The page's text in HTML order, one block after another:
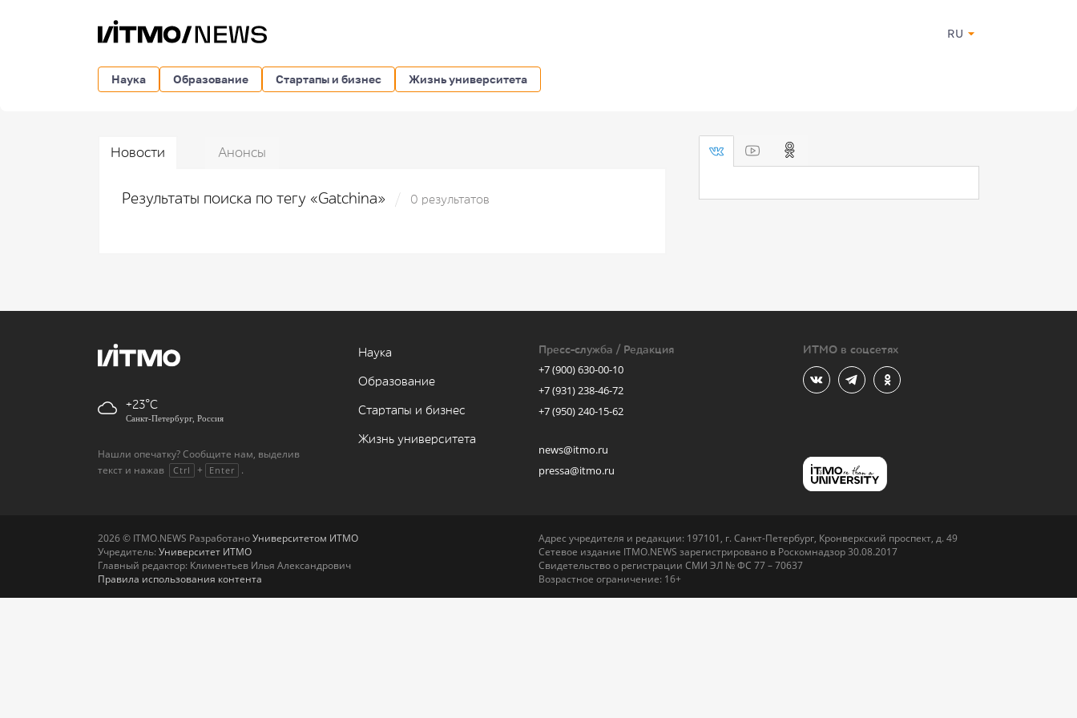
RU
Наука Образование Стартапы и бизнес Жизнь университета
Новости Анонсы
Результаты поиска по тегу «Gatchina» 0 результатов
+23
Санкт-Петербург, Россия
Нашли опечатку? Сообщите нам, выделив
текст и нажав
Ctrl + Enter .
Наука
Образование
Стартапы и бизнес
Жизнь университета
Пресс-служба / Редакция
+7 (900) 630-00-10
+7 (931) 238-46-72
+7 (950) 240-15-62
news@itmo.ru
pressa@itmo.ru
ИТМО в соцсетях
2026 © ITMO.NEWS РазработаноУниверситетом ИТМО
Учредитель: Университет ИТМО
Главный редактор: Климентьев Илья Александрович
Правила использования контента
Адрес учредителя и редакции: 197101, г. Санкт-Петербург, Кронверкский проспект, д. 49
Сетевое издание ITMO.NEWS зарегистрировано в Роскомнадзор 30.08.2017
Свидетельство о регистрации СМИ ЭЛ № ФС 77 – 70637
Возрастное ограничение: 16+